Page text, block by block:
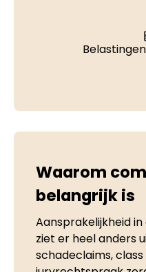
Waarom
belangrijk is
Aansprakelijkheid
ziet er heel anders
schadeclaims,